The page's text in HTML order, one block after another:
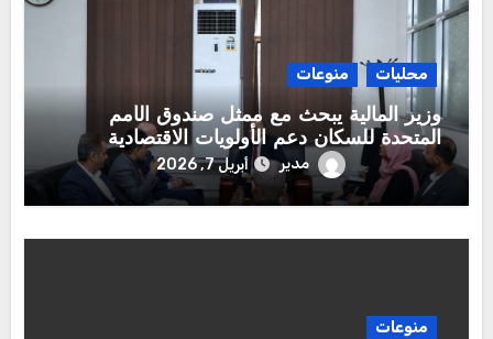
محليات منوعات
وزير المالية يبحث مع ممثل صندوق الأمم
المتحدة للسكان دعم الأولويات الاقتصادية
مدير أبريل 7, 2026
منوعات